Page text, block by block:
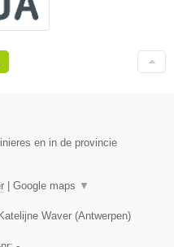
en in de provincie
Google maps ▼
Waver (Antwerpen)